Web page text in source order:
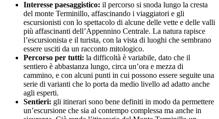
Interesse paesaggistico: il percorso si snoda lungo la cresta
del monte Terminillo, affascinando i viaggiatori e gli
escursionisti con lo spettacolo di alcune delle vette e delle valli
più affascinanti dell’Appennino Centrale. La natura rapisce
l’escursionista e il turista, con la vista di luoghi che sembrano
essere usciti da un racconto mitologico.
Percorso per tutti: la difficoltà è variabile, dato che il
sentiero è abbastanza lungo, circa un’ora e mezza di
cammino, e con alcuni punti in cui possono essere seguite una
serie di varianti che lo porta da medio livello ad adatto anche
agli esperti.
Sentieri: gli itinerari sono bene definiti in modo da permettere
un’escursione che sia al contempo complessa ma anche in